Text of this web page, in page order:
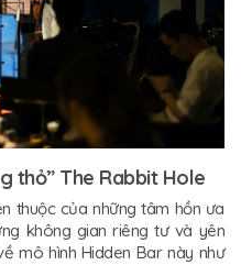
thỏ” The Rabbit Hole
thuộc của những tâm hồn ưa
không gian riêng tư và yên
mô hình Hidden Bar này như